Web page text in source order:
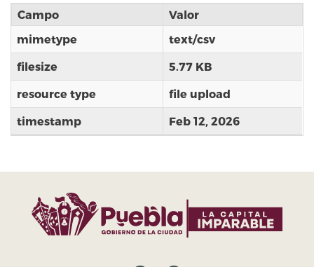
Campo
Valor
mimetype
text/csv
filesize 5.77 KB
resource type file upload
timestamp Feb 12, 2026